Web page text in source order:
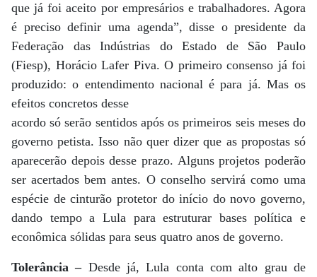
que já foi aceito por empresários e trabalhadores. Agora
é preciso definir uma agenda”, disse o presidente da
Federação das Indústrias do Estado de São Paulo
(Fiesp), Horácio Lafer Piva. O primeiro consenso já foi
produzido: o entendimento nacional é para já. Mas os
efeitos concretos desse
acordo só serão sentidos após os primeiros seis meses do
governo petista. Isso não quer dizer que as propostas só
aparecerão depois desse prazo. Alguns projetos poderão
ser acertados bem antes. O conselho servirá como uma
espécie de cinturão protetor do início do novo governo,
dando tempo a Lula para estruturar bases política e
econômica sólidas para seus quatro anos de governo.
Tolerância – Desde já, Lula conta com alto grau de